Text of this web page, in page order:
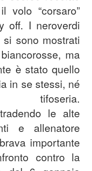
volo “corsaro”
off. I neroverdi
sono mostrati
ma
è stato quello
in se stessi, né
le alte
e allenatore
importante
contro la